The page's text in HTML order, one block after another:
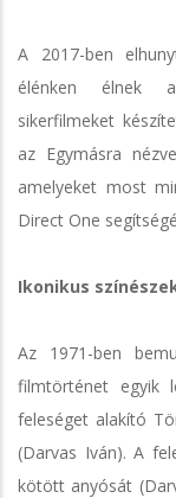
A 2017-ben
élénken élnek
sikerfilmeket
az Egymásra
amelyeket most
Direct One
Ikonikus
Az 1971-ben
filmtörténet egyik
feleséget alakító
(Darvas Iván). A
kötött anyósát